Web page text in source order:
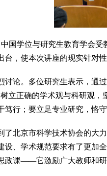
学位与研究生教育学会受
，使本次讲座的现实针对性
。多位研究生表示，通过
立正确的学术观与科研观
笃行；要立足专业研究，恪
京市科学技术协会的大力
设、学术规范要求有了更加
政课——它激励广大教师和